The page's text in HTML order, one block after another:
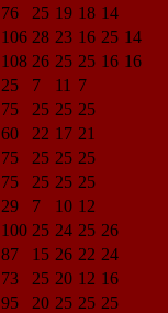
76 25 19 18 14
106 28 23 16 25 14
108 26 25 25 16 16
25 7 11 7
75 25 25 25
60 22 17 21
75 25 25 25
75 25 25 25
29 7 10 12
100 25 24 25 26
87 15 26 22 24
73 25 20 12 16
95 20 25 25 25